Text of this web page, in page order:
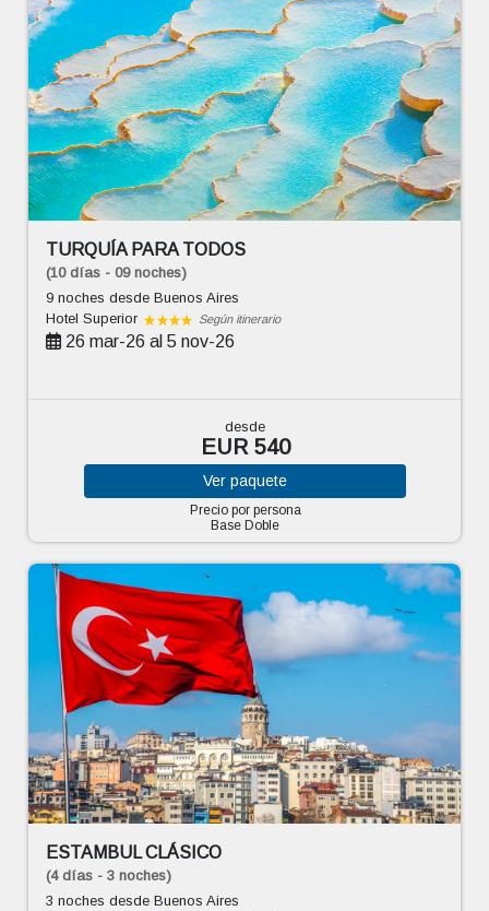
TURQUÍA PARA TODOS
(10 días - 09 noches)
9 nochesdesde Buenos Aires
Hotel Superior
Según itinerario
26 mar-26 al 5 nov-26
desde
EUR 540
Ver paquete
Precio por persona
Base Doble
ESTAMBUL CLÁSICO
(4 días - 3 noches)
3 nochesdesde Buenos Aires